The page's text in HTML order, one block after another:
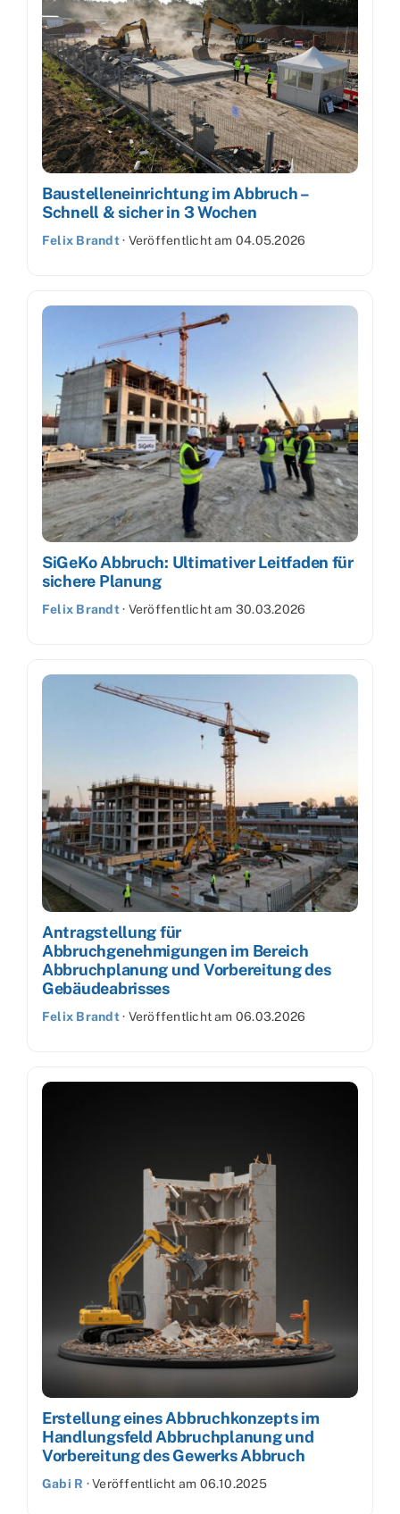
Baustelleneinrichtung im Abbruch –
Schnell & sicher in 3 Wochen
Felix Brandt· Veröffentlicht am 04.05.2026
SiGeKo Abbruch: Ultimativer Leitfaden für
sichere Planung
Felix Brandt· Veröffentlicht am 30.03.2026
Antragstellung für
Abbruchgenehmigungen im Bereich
Abbruchplanung und Vorbereitung des
Gebäudeabrisses
Felix Brandt· Veröffentlicht am 06.03.2026
Erstellung eines Abbruchkonzepts im
Handlungsfeld Abbruchplanung und
Vorbereitung des Gewerks Abbruch
Gabi R ·Veröffentlicht am 06.10.2025